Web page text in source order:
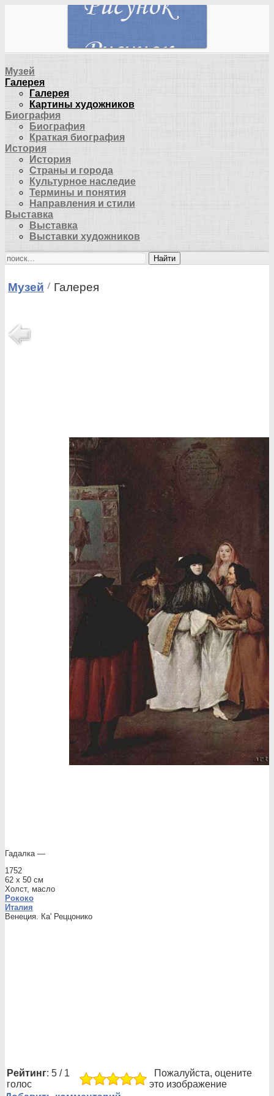
Музей
Галерея
Галерея
Картины художников
Биография
Биография
Краткая биография
История
История
Страны и города
Культурное наследие
Термины и понятия
Направления и стили
Выставка
Выставка
Выставки художников
Найти
Музей Галерея
Гадалка —
1752
62 x 50 см
Холст, масло
Рококо
Италия
Венеция. Ка' Реццонико
Рейтинг: 5 / 1
голос
Пожалуйста, оцените
это изображение